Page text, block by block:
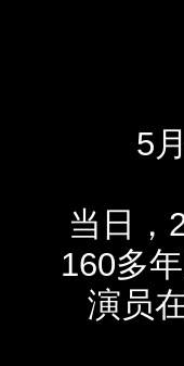
5月5
当日，
160多
演员